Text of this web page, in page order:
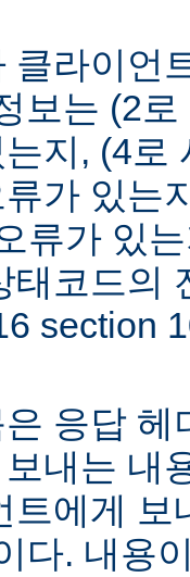
클라이언
보는 (2
지, (4로
가 있는
류가 있
태코드의
section
응답
내는 내
트에게
다. 내용